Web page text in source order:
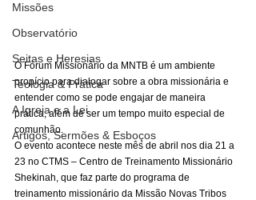
Missões
Observatório
Seitas e Heresias
Teologia & Prática
A Igreja e a Lei
Artigos, Sermões & Esboços
O Fórum Missionário da MNTB é um ambiente
propício para dialogar sobre a obra missionária e
entender como se pode engajar de maneira
prática, além de ser um tempo muito especial de
comunhão.
O evento acontece neste mês de abril nos dia 21 a
23 no CTMS – Centro de Treinamento Missionário
Shekinah, que faz parte do programa de
treinamento missionário da Missão Novas Tribos